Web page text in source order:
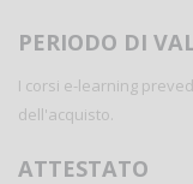
PERIODO DI
I corsi e-learning
dell'acquisto.
ATTESTATO